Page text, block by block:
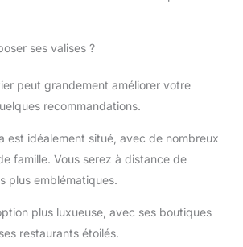
ses valises ?
peut grandement améliorer votre
recommandations.
est idéalement situé, avec de nombreux
famille. Vous serez à distance de
plus emblématiques.
plus luxueuse, avec ses boutiques
restaurants étoilés.